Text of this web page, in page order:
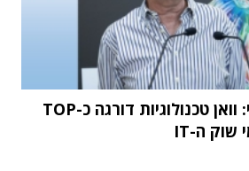
מחקר STKI השנתי: וואן טכנולוגיות דורגה כ-TOP